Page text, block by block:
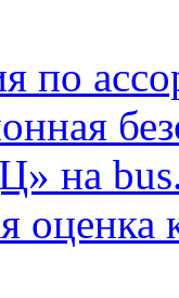
по
на
оценка